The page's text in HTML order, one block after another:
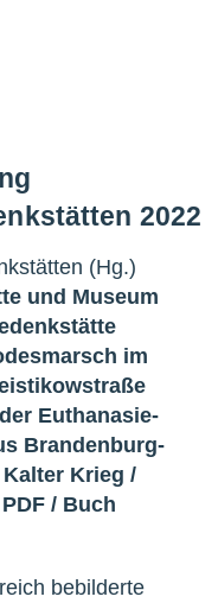
2022
(Hg.)
und Museum
im
Euthanasie-
Brandenburg-
Kalter Krieg /
PDF / Buch
bebilderte